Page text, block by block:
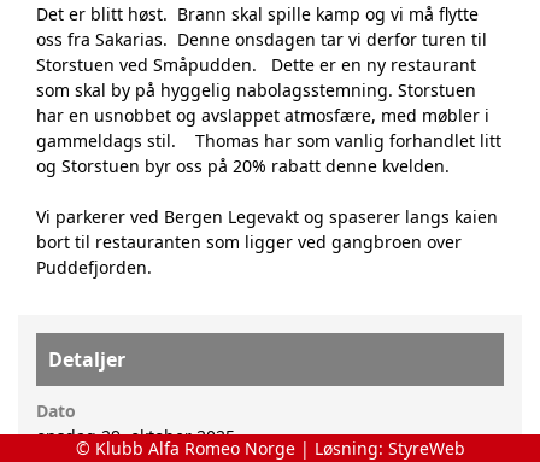
Det er blitt høst. Brann skal spille kamp og vi må flytte
oss fra Sakarias. Denne onsdagen tar vi derfor turen til
Storstuen ved Småpudden. Dette er en ny restaurant
som skal by på hyggelig nabolagsstemning. Storstuen
har en usnobbet og avslappet atmosfære, med møbler i
gammeldags stil. Thomas har som vanlig forhandlet litt
og Storstuen byr oss på 20% rabatt denne kvelden.
Vi parkerer ved Bergen Legevakt og spaserer langs kaien
bort til restauranten som ligger ved gangbroen over
Puddefjorden.
Detaljer
Dato
onsdag 29. oktober 2025
© Klubb Alfa Romeo Norge | Løsning: StyreWeb